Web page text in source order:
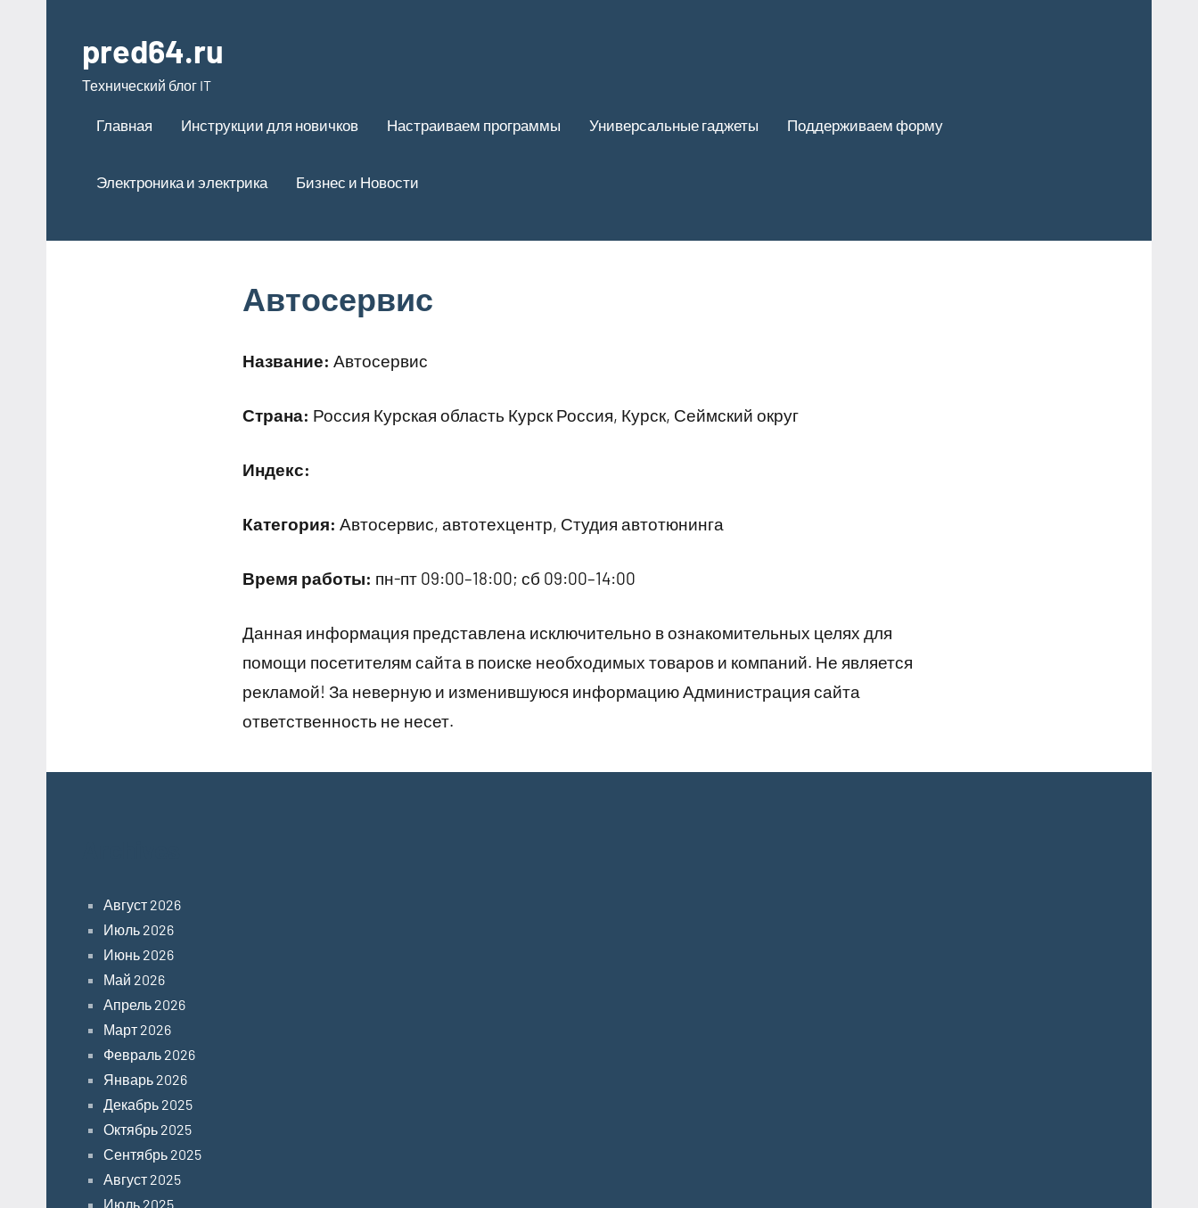
содержимому
pred64.ru
Технический блог IT
Главная Инструкции для новичков Настраиваем программы Универсальные гаджеты Поддерживаем форму
Электроника и электрика Бизнес и Новости
Автосервис
Название: Автосервис
Страна: Россия Курская область Курск Россия, Курск, Сеймский округ
Индекс:
Категория: Автосервис, автотехцентр, Студия автотюнинга
Время работы: пн-пт 09:00–18:00; сб 09:00–14:00
Данная информация представлена исключительно в ознакомительных целях для
помощи посетителям сайта в поиске необходимых товаров и компаний. Не является
рекламой! За неверную и изменившуюся информацию Администрация сайта
ответственность не несет.
Август 2026
Июль 2026
Июнь 2026
Май 2026
Апрель 2026
Март 2026
Февраль 2026
Январь 2026
Декабрь 2025
Октябрь 2025
Сентябрь 2025
Август 2025
Июль 2025